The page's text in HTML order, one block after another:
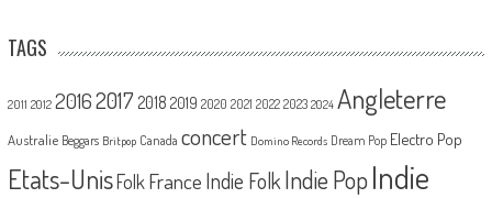
TAGS
2011 2012 20162017 2018 2019 2020 2021 2022 2023 2024 Angleterre
Australie Beggars Britpop Canada concert Domino Records Dream Pop Electro Pop
Etats-UnisFolk France Indie FolkIndie PopIndie